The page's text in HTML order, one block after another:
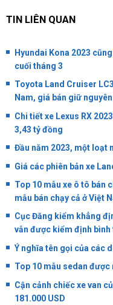
TIN LIÊN QUAN
Hyundai Kona 2023
cuối tháng 3
Toyota Land Cruiser
Nam, giá bán giữ nguyên
Chi tiết xe Lexus RX
3,43 tỷ đồng
Đầu năm 2023, một loạt
Giá các phiên bản xe
Top 10 mẫu xe ô tô bán
mẫu bán chạy cả ở Việt
Cục Đăng kiểm khẳng
vẫn được kiểm định bình
Ý nghĩa tên gọi của các
Top 10 mẫu sedan
Cận cảnh chiếc xe van
181.000 USD